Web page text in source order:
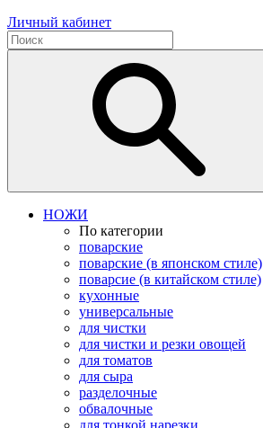
Личный кабинет
НОЖИ
По категории
поварские
поварские (в японском стиле)
поварсие (в китайском стиле)
кухонные
универсальные
для чистки
для чистки и резки овощей
для томатов
для сыра
разделочные
обвалочные
для тонкой нарезки